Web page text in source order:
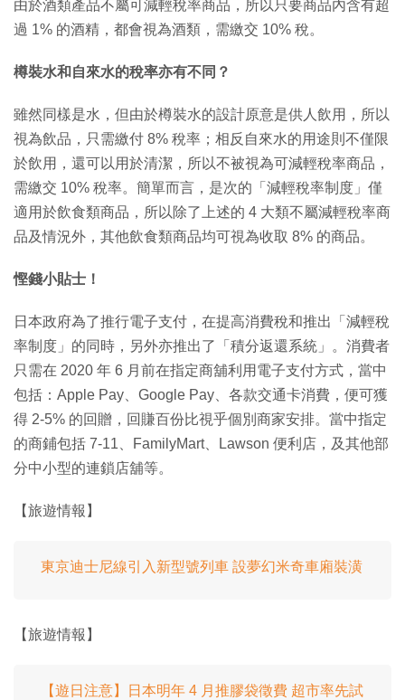
由於酒類產品不屬可減輕稅率商品，所以只要商品內含有超
過 1% 的酒精，都會視為酒類，需繳交 10% 稅。
樽裝水和自來水的稅率亦有不同？
雖然同樣是水，但由於樽裝水的設計原意是供人飲用，所以
視為飲品，只需繳付 8% 稅率；相反自來水的用途則不僅限
於飲用，還可以用於清潔，所以不被視為可減輕稅率商品，
需繳交 10% 稅率。簡單而言，是次的「減輕稅率制度」僅
適用於飲食類商品，所以除了上述的 4 大類不屬減輕稅率商
品及情況外，其他飲食類商品均可視為收取 8% 的商品。
慳錢小貼士！
日本政府為了推行電子支付，在提高消費稅和推出「減輕稅
率制度」的同時，另外亦推出了「積分返還系統」。消費者
只需在 2020 年 6 月前在指定商舖利用電子支付方式，當中
包括：Apple Pay、Google Pay、各款交通卡消費，便可獲
得 2-5% 的回贈，回賺百份比視乎個別商家安排。當中指定
的商鋪包括 7-11、FamilyMart、Lawson 便利店，及其他部
分中小型的連鎖店舖等。
【旅遊情報】
東京迪士尼線引入新型號列車 設夢幻米奇車廂裝潢
【旅遊情報】
【遊日注意】日本明年 4 月推膠袋徵費 超市率先試